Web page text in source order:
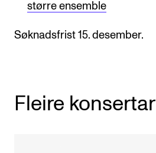
større ensemble
Søknadsfrist 15. desember.
Fleire konsertar